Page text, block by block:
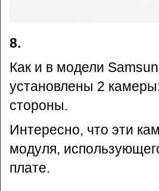
8.
Как и в модели
установлены 2
стороны.
Интересно, что эти
модуля,
плате.